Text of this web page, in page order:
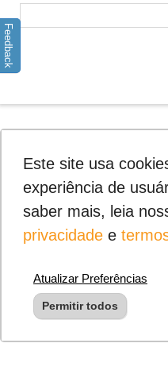
Feedback
Este site usa
experiência de
saber mais, leia
privacidadee
Atualizar Preferências
Permitir todos